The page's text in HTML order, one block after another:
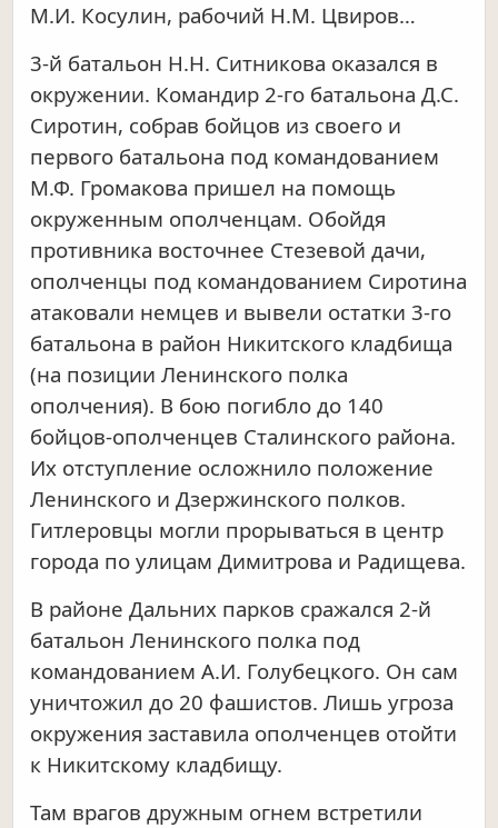
М.И. Косулин, рабочий Н.М. Цвиров…
3-й батальон Н.Н. Ситникова оказался в
окружении. Командир 2-го батальона Д.С.
Сиротин, собрав бойцов из своего и
первого батальона под командованием
М.Ф. Громакова пришел на помощь
окруженным ополченцам. Обойдя
противника восточнее Стезевой дачи,
ополченцы под командованием Сиротина
атаковали немцев и вывели остатки 3-го
батальона в район Никитского кладбища
(на позиции Ленинского полка
ополчения). В бою погибло до 140
бойцов-ополченцев Сталинского района.
Их отступление осложнило положение
Ленинского и Дзержинского полков.
Гитлеровцы могли прорываться в центр
города по улицам Димитрова и Радищева.
В районе Дальних парков сражался 2-й
батальон Ленинского полка под
командованием А.И. Голубецкого. Он сам
уничтожил до 20 фашистов. Лишь угроза
окружения заставила ополченцев отойти
к Никитскому кладбищу.
Там врагов дружным огнем встретили